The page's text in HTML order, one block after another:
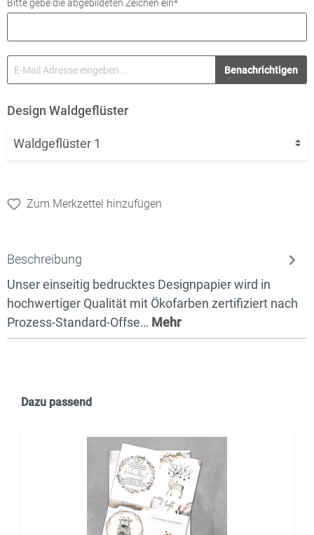
Bitte gebe die abgebildeten Zeichen ein*
Benachrichtigen
Design Waldgeflüster
Zum Merkzettel hinzufügen
Beschreibung
Unser einseitig bedrucktes Designpapier wird in
hochwertiger Qualität mit Ökofarben zertifiziert nach
Prozess-Standard-Offse… Mehr
Dazu passend